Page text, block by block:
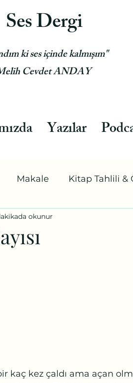
Ses Dergi
ki ses içinde kalmışım"
Cevdet ANDAY
Yazılar
Makale Kitap Tahlili &
okunur
kaç kez çaldı ama açan